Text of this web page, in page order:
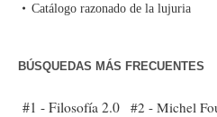
Catálogo razonado de la lujuria
BÚSQUEDAS MÁS FRECUENTES
#1 - Filosofía 2.0 #2 - Michel